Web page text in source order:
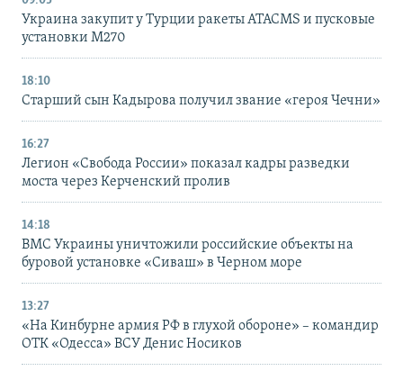
Украина закупит у Турции ракеты ATACMS и пусковые
установки M270
18:10
Старший сын Кадырова получил звание «героя Чечни»
16:27
Легион «Свобода России» показал кадры разведки
моста через Керченский пролив
14:18
ВМС Украины уничтожили российские объекты на
буровой установке «Сиваш» в Черном море
13:27
«На Кинбурне армия РФ в глухой обороне» – командир
ОТК «Одесса» ВСУ Денис Носиков